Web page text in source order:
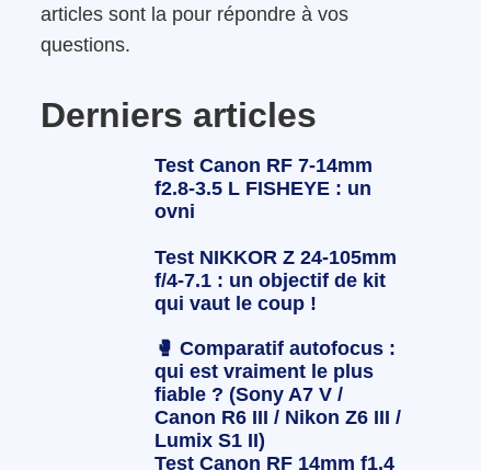
articles sont la pour répondre à vos
questions.
Derniers articles
Test Canon RF 7-14mm
f2.8-3.5 L FISHEYE : un
ovni
Test NIKKOR Z 24-105mm
f/4-7.1 : un objectif de kit
qui vaut le coup !
🥊 Comparatif autofocus :
qui est vraiment le plus
fiable ? (Sony A7 V /
Canon R6 III / Nikon Z6 III /
Lumix S1 II)
Test Canon RF 14mm f1.4